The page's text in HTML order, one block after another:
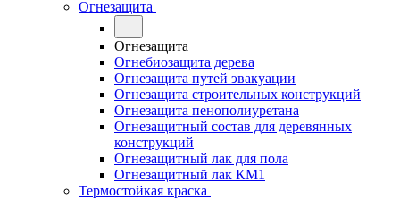
Огнезащита
Огнезащита
Огнебиозащита дерева
Огнезащита путей эвакуации
Огнезащита строительных конструкций
Огнезащита пенополиуретана
Огнезащитный состав для деревянных
конструкций
Огнезащитный лак для пола
Огнезащитный лак КМ1
Термостойкая краска